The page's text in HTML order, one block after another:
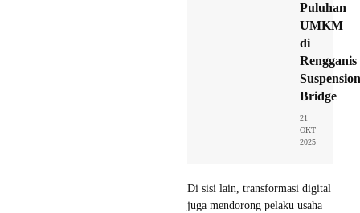
Puluhan
UMKM
di
Rengganis
Suspension
Bridge
21
OKT
2025
Di sisi lain, transformasi digital
juga mendorong pelaku usaha